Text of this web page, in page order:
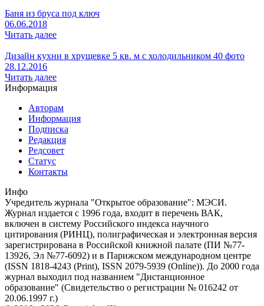
Баня из бруса под ключ
06.06.2018
Читать далее
Дизайн кухни в хрущевке 5 кв. м с холодильником 40 фото
28.12.2016
Читать далее
Информация
Авторам
Информация
Подписка
Редакция
Редсовет
Статус
Контакты
Инфо
Учредитель журнала "Открытое образование": МЭСИ.
Журнал издается с 1996 года, входит в перечень ВАК,
включен в систему Российского индекса научного
цитирования (РИНЦ), полиграфическая и электронная версия
зарегистрирована в Российской книжной палате (ПИ №77-
13926, Эл №77-6092) и в Парижском международном центре
(ISSN 1818-4243 (Print), ISSN 2079-5939 (Online)). До 2000 года
журнал выходил под названием "Дистанционное
образование" (Свидетельство о регистрации № 016242 от
20.06.1997 г.)